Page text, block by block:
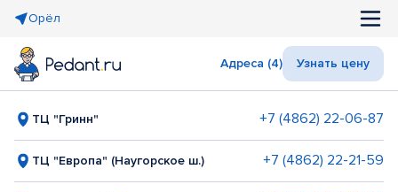
Орёл
Адреса (4) Узнать цену
ТЦ "Гринн" +7 (4862) 22-06-87
ТЦ "Европа" (Наугорское ш.) +7 (4862) 22-21-59